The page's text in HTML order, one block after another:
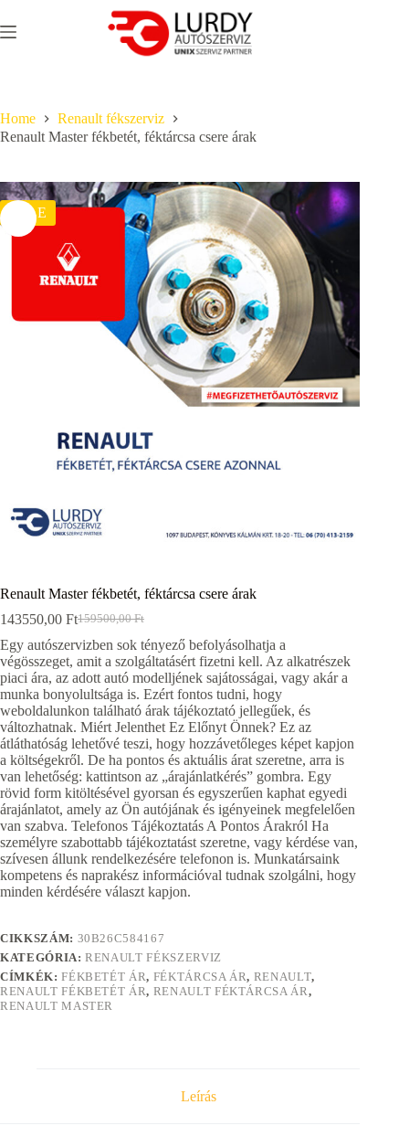
to
content
Home
Renault fékszerviz
Renault Master fékbetét, féktárcsa csere árak
SALE
Renault Master fékbetét, féktárcsa csere árak
159500,00Ft
Original
price
was:
159500,00 Ft.
143550,00 FtCurrent
price
is:
143550,00 Ft.
Egy autószervizben sok tényező befolyásolhatja a
végösszeget, amit a szolgáltatásért fizetni kell. Az alkatrészek
piaci ára, az adott autó modelljének sajátosságai, vagy akár a
munka bonyolultsága is. Ezért fontos tudni, hogy
weboldalunkon található árak tájékoztató jellegűek, és
változhatnak. Miért Jelenthet Ez Előnyt Önnek? Ez az
átláthatóság lehetővé teszi, hogy hozzávetőleges képet kapjon
a költségekről. De ha pontos és aktuális árat szeretne, arra is
van lehetőség: kattintson az „árajánlatkérés” gombra. Egy
rövid form kitöltésével gyorsan és egyszerűen kaphat egyedi
árajánlatot, amely az Ön autójának és igényeinek megfelelően
van szabva. Telefonos Tájékoztatás A Pontos Árakról Ha
személyre szabottabb tájékoztatást szeretne, vagy kérdése van,
szívesen állunk rendelkezésére telefonon is. Munkatársaink
kompetens és naprakész információval tudnak szolgálni, hogy
minden kérdésére választ kapjon.
CIKKSZÁM: 30B26C584167
KATEGÓRIA:RENAULT FÉKSZERVIZ
CÍMKÉK:FÉKBETÉT ÁR, FÉKTÁRCSA ÁR, RENAULT,
RENAULT FÉKBETÉT ÁR, RENAULT FÉKTÁRCSA ÁR ,
RENAULT MASTER
Leírás